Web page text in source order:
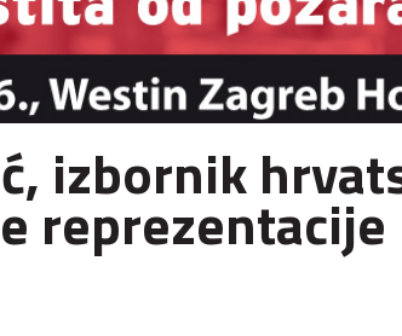
izbornik
reprezentacije